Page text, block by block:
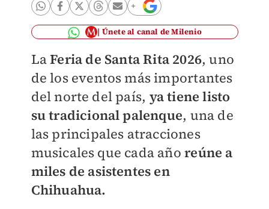
Únete al canal de Milenio
LaFeria de Santa Rita 2026, uno
de los eventos más importantes
del norte del país, ya tiene listo
su tradicional palenque, una de
las principales atracciones
musicales que cada añoreúne a
miles de asistentes en
Chihuahua.